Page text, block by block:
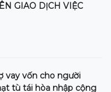
GIAO DỊCH VIỆC
vay vốn cho người
tù tái hòa nhập cộng